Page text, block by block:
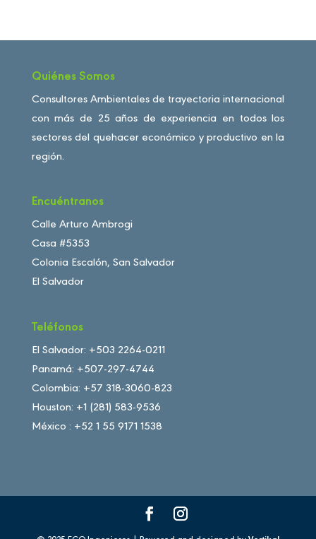
Quiénes Somos
Consultores Ambientales de trayectoria internacional
con más de 25 años de experiencia en todos los
sectores del quehacer económico y productivo en la
región.
Encuéntranos
Calle Arturo Ambrogi
Casa #5353
Colonia Escalón, San Salvador
El Salvador
Teléfonos
El Salvador: +503 2264-0211
Panamá: +507-297-4744
Colombia: +57 318-3060-823
Houston: +1 (281) 583-9536
México : +52 1 55 9171 1538